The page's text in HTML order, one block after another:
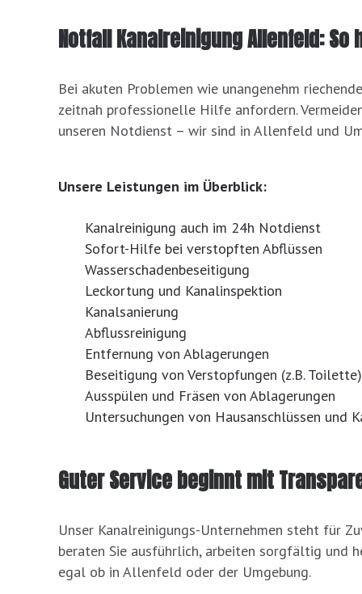
Notfall Kanalreinigung Allenfeld:
Bei akuten Problemen wie unangenehm
zeitnah professionelle Hilfe anfordern.
unseren Notdienst – wir sind in Allenfeld und
Unsere Leistungen im Überblick:
Kanalreinigung auch im 24h Notdienst
Sofort-Hilfe bei verstopften Abflüssen
Wasserschadenbeseitigung
Leckortung und Kanalinspektion
Kanalsanierung
Abflussreinigung
Entfernung von Ablagerungen
Beseitigung von Verstopfungen (z.B. Toilette)
Ausspülen und Fräsen von Ablagerungen
Untersuchungen von Hausanschlüssen und
Guter Service beginnt mit
Unser Kanalreinigungs-Unternehmen steht für
beraten Sie ausführlich, arbeiten sorgfältig und
egal ob in Allenfeld oder der Umgebung.